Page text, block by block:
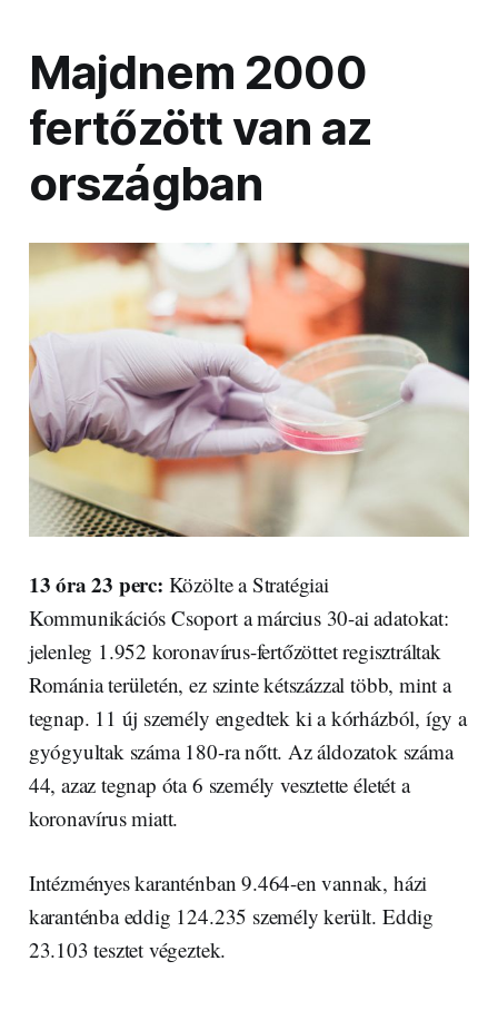
Majdnem 2000
fertőzött van az
országban
13 óra 23 perc: Közölte a Stratégiai
Kommunikációs Csoport a március 30-ai adatokat:
jelenleg 1.952 koronavírus-fertőzöttet regisztráltak
Románia területén, ez szinte kétszázzal több, mint a
tegnap. 11 új személy engedtek ki a kórházból, így a
gyógyultak száma 180-ra nőtt. Az áldozatok száma
44, azaz tegnap óta 6 személy vesztette életét a
koronavírus miatt.
Intézményes karanténban 9.464-en vannak, házi
karanténba eddig 124.235 személy került. Eddig
23.103 tesztet végeztek.